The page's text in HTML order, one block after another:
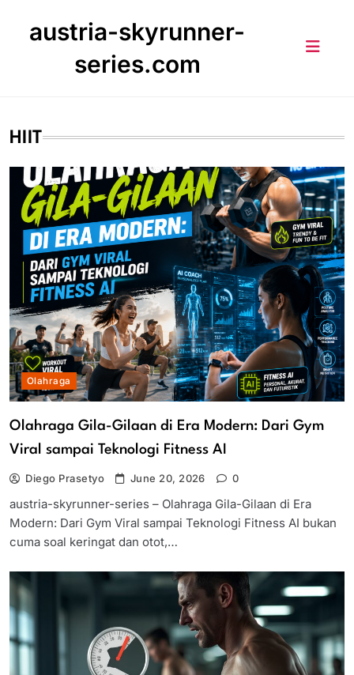
austria-skyrunner-
series.com
HIIT
Olahraga
Olahraga Gila-Gilaan di Era Modern: Dari Gym
Viral sampai Teknologi Fitness AI
Diego Prasetyo June 20, 2026 0
austria-skyrunner-series – Olahraga Gila-Gilaan di Era
Modern: Dari Gym Viral sampai Teknologi Fitness AI bukan
cuma soal keringat dan otot,…